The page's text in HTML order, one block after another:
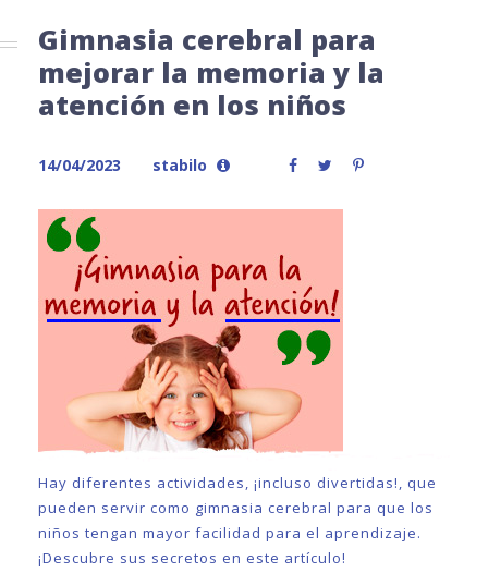
Gimnasia cerebral para
mejorar la memoria y la
atención en los niños
14/04/2023 stabilo
Hay diferentes actividades, ¡incluso divertidas!, que
pueden servir como gimnasia cerebral para que los
niños tengan mayor facilidad para el aprendizaje.
¡Descubre sus secretos en este artículo!